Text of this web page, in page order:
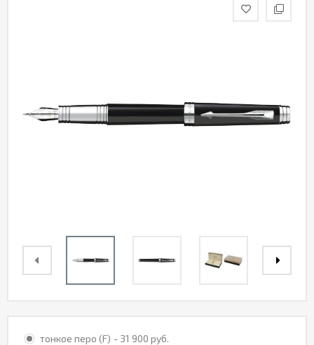
тонкое перо (F) - 31 900 руб.